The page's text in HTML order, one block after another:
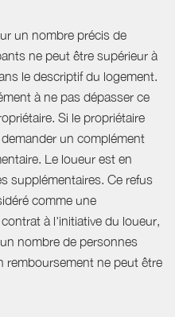
un nombre précis de
ne peut être supérieur à
le descriptif du logement.
à ne pas dépasser ce
Si le propriétaire
un complément
Le loueur est en
supplémentaires. Ce refus
comme une
à l'initiative du loueur,
nombre de personnes
remboursement ne peut être